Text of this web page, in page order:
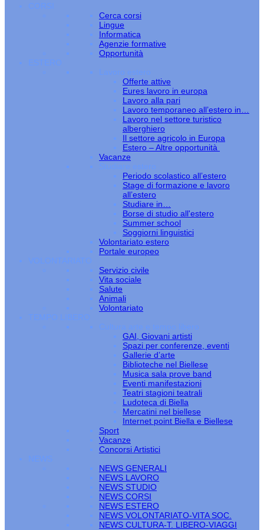
CORSI
Cerca corsi
Lingue
Informatica
Agenzie formative
Opportunità
ESTERO
Lavoro estero
Offerte attive
Eures lavoro in europa
Lavoro alla pari
Lavoro temporaneo all’estero in…
Lavoro nel settore turistico
alberghiero
Il settore agricolo in Europa
Estero – Altre opportunità
Vacanze
Studiare estero
Periodo scolastico all’estero
Stage di formazione e lavoro
all’estero
Studiare in…
Borse di studio all'estero
Summer school
Soggiorni linguistici
Volontariato estero
Portale europeo
VOLONTARIATO
Servizio civile
Vita sociale
Salute
Animali
Volontariato
TEMPO LIBERO
Cultura arte e tempo libero
GAI, Giovani artisti
Spazi per conferenze, eventi
Gallerie d’arte
Biblioteche nel Biellese
Musica sala prove band
Eventi manifestazioni
Teatri stagioni teatrali
Ludoteca di Biella
Mercatini nel biellese
Internet point Biella e Biellese
Sport
Vacanze
Concorsi Artistici
NEWS
NEWS GENERALI
NEWS LAVORO
NEWS STUDIO
NEWS CORSI
NEWS ESTERO
NEWS VOLONTARIATO-VITA SOC.
NEWS CULTURA-T. LIBERO-VIAGGI